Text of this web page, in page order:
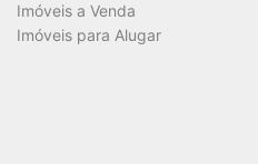
Imóveis a Venda
Imóveis para Alugar